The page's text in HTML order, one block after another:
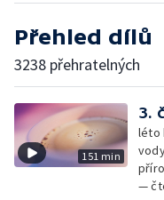
Přehled dílů
3238 přehratelných
151 min
3.
léto
—